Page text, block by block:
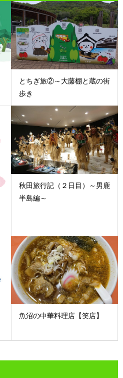
とちぎ旅②～大藤棚と蔵の街
歩き
秋田旅行記（２日目）～男鹿
半島編～
魚沼の中華料理店【笑店】